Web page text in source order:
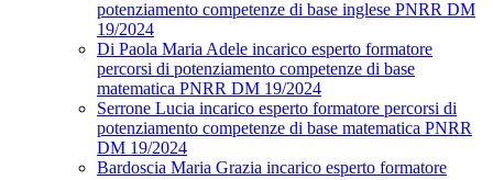
potenziamento competenze di base inglese PNRR DM
19/2024
Di Paola Maria Adele incarico esperto formatore
percorsi di potenziamento competenze di base
matematica PNRR DM 19/2024
Serrone Lucia incarico esperto formatore percorsi di
potenziamento competenze di base matematica PNRR
DM 19/2024
Bardoscia Maria Grazia incarico esperto formatore